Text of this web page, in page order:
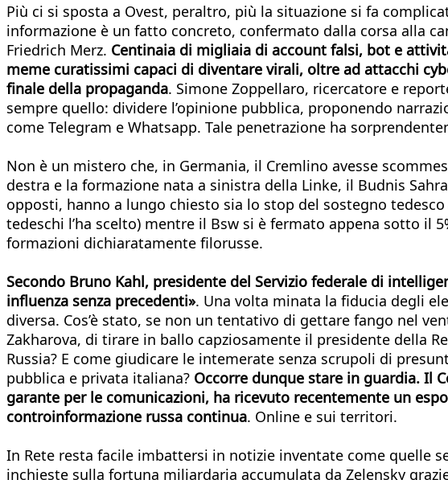
Più ci si sposta a Ovest, peraltro, più la situazione si fa
informazione è un fatto concreto, confermato dalla corsa alla
Friedrich Merz. Centinaia di migliaia di account falsi, bot e
meme curatissimi capaci di diventare virali, oltre ad attacchi
finale della propaganda. Simone Zoppellaro, ricercatore e
sempre quello: dividere l’opinione pubblica, proponendo
come Telegram e Whatsapp. Tale penetrazione ha
Non è un mistero che, in Germania, il Cremlino avesse
destra e la formazione nata a sinistra della Linke, il Budnis
opposti, hanno a lungo chiesto sia lo stop del sostegno
tedeschi l’ha scelto) mentre il Bsw si è fermato appena sotto il
formazioni dichiaratamente filorusse.
Secondo Bruno Kahl, presidente del Servizio federale di
influenza senza precedenti». Una volta minata la fiducia degli
diversa. Cos’è stato, se non un tentativo di gettare fango nel
Zakharova, di tirare in ballo capziosamente il presidente della
Russia? E come giudicare le intemerate senza scrupoli di
pubblica e privata italiana? Occorre dunque stare in guardia. Il
garante per le comunicazioni, ha ricevuto recentemente un
controinformazione russa continua. Online e sui territori.
In Rete resta facile imbattersi in notizie inventate come quelle
inchieste sulla fortuna miliardaria accumulata da Zelensky